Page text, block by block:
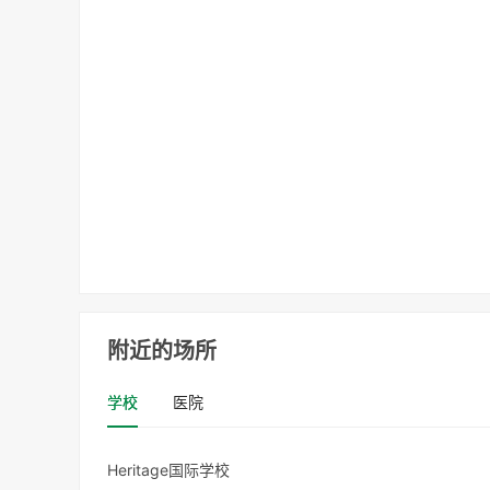
附近的场所
学校 医院
Heritage国际学校